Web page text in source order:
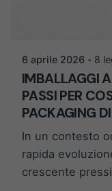
6 aprile 2026 8
IMBALLAGGI
PASSI PER
PACKAGING
In un contesto
rapida
crescente